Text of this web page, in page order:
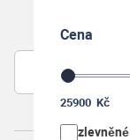
Cena
25900 Kč
zlevněné
Řadit: